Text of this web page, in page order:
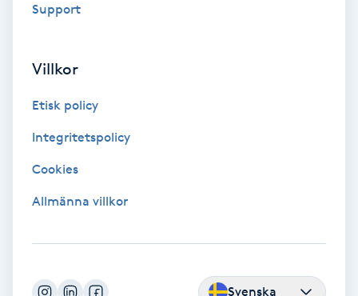
IPL hårborttagning
IR-massage
Kemisk peeling
Support
Villkor
Etisk policy
Integritetspolicy
Cookies
Allmänna villkor
Svenska